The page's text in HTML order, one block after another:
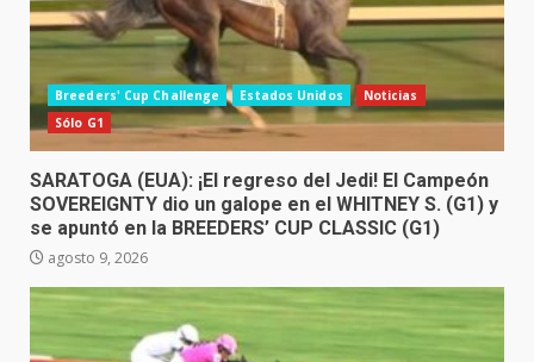
Breeders' Cup Challenge Estados Unidos
Noticias
Sólo G1
SARATOGA (EUA): ¡El regreso del Jedi! El Campeón
SOVEREIGNTY dio un galope en el WHITNEY S. (G1) y
se apuntó en la BREEDERS’ CUP CLASSIC (G1)
agosto 9, 2026